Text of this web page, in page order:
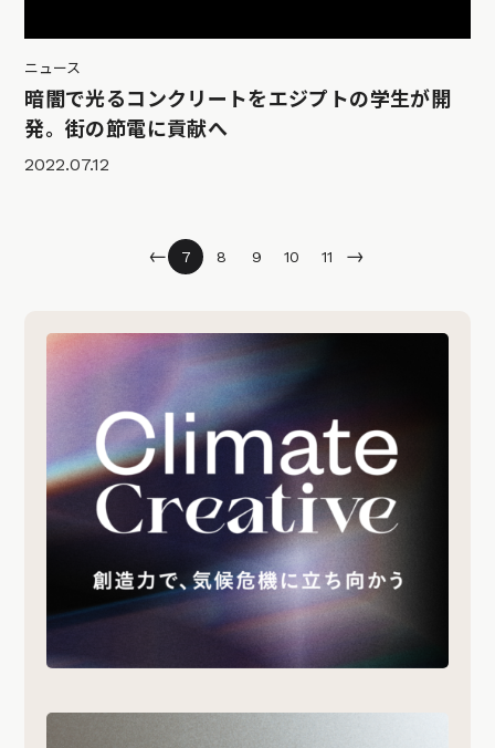
ニュース
暗闇で光るコンクリートをエジプトの学生が開
発。街の節電に貢献へ
2022.07.12
← 7 8 9 10 11 →